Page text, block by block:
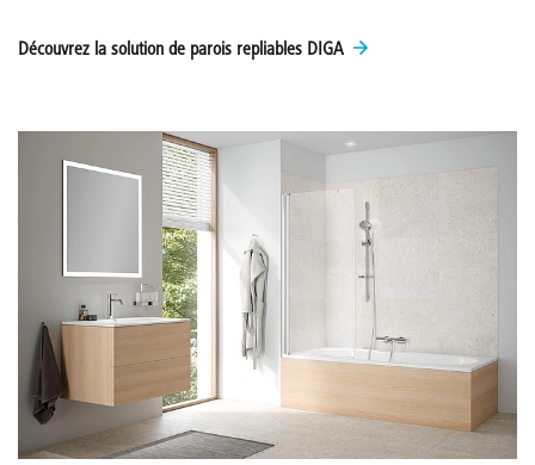
Découvrez la solution de parois repliables DIGA